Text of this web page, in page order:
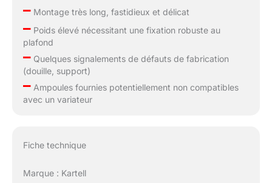
–Montage très long, fastidieux et délicat
–Poids élevé nécessitant une fixation robuste au
plafond
–Quelques signalements de défauts de fabrication
(douille, support)
–Ampoules fournies potentiellement non compatibles
avec un variateur
Fiche technique
Marque : Kartell